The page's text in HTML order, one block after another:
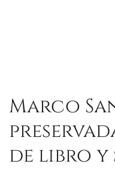
Marco
de libro y